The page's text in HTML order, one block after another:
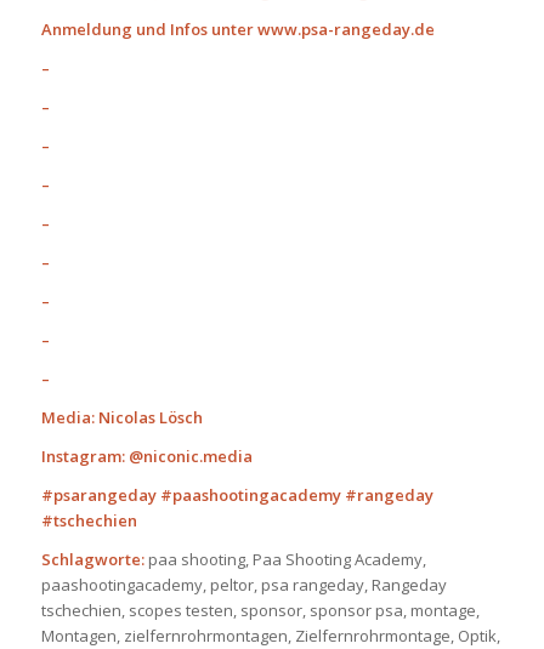
Anmeldung und Infos unter www.psa-rangeday.de
–
–
–
–
–
–
–
–
–
Media: Nicolas Lösch
Instagram: @niconic.media
#psarangeday #paashootingacademy #rangeday
#tschechien
Schlagworte:paa shooting, Paa Shooting Academy,
paashootingacademy, peltor, psa rangeday, Rangeday
tschechien, scopes testen, sponsor, sponsor psa, montage,
Montagen, zielfernrohrmontagen, Zielfernrohrmontage, Optik,